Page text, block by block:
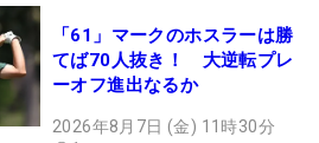
「61」マークのホスラーは勝
てば70人抜き！ 大逆転プレ
ーオフ進出なるか
2026年8月7日 (金) 11時30分